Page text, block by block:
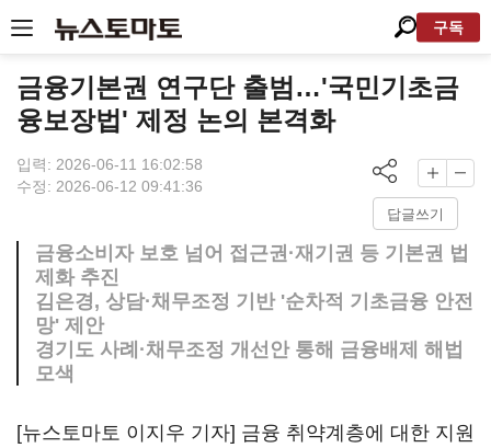
구독
금융기본권 연구단 출범…'국민기초금
융보장법' 제정 논의 본격화
입력: 2026-06-11 16:02:58
수정: 2026-06-12 09:41:36
답글쓰기
금융소비자 보호 넘어 접근권·재기권 등 기본권 법
제화 추진
김은경, 상담·채무조정 기반 '순차적 기초금융 안전
망' 제안
경기도 사례·채무조정 개선안 통해 금융배제 해법
모색
[뉴스토마토 이지우 기자] 금융 취약계층에 대한 지원